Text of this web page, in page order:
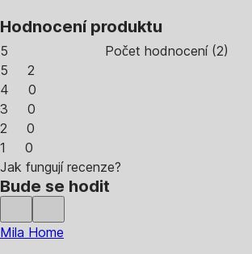
Hodnocení produktu
5 Počet hodnocení(2)
5
2
4
0
3
0
2
0
1
0
Jak fungují recenze?
Bude se hodit
Mila Home